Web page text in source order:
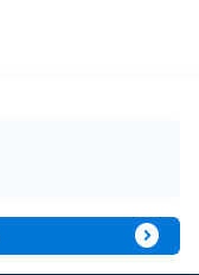
expand_circle_right